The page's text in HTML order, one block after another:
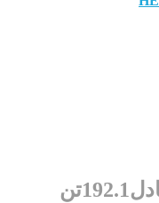
چیلر280تن نامی اسکرو معادل192.1تن